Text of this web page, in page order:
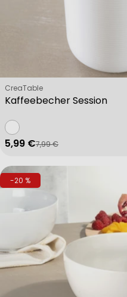
Kaffeebecher Session
Verkäufer:
CreaTable
Verkaufspreis
5,99 €
Regulärer Preis
7,99 €
-20 %